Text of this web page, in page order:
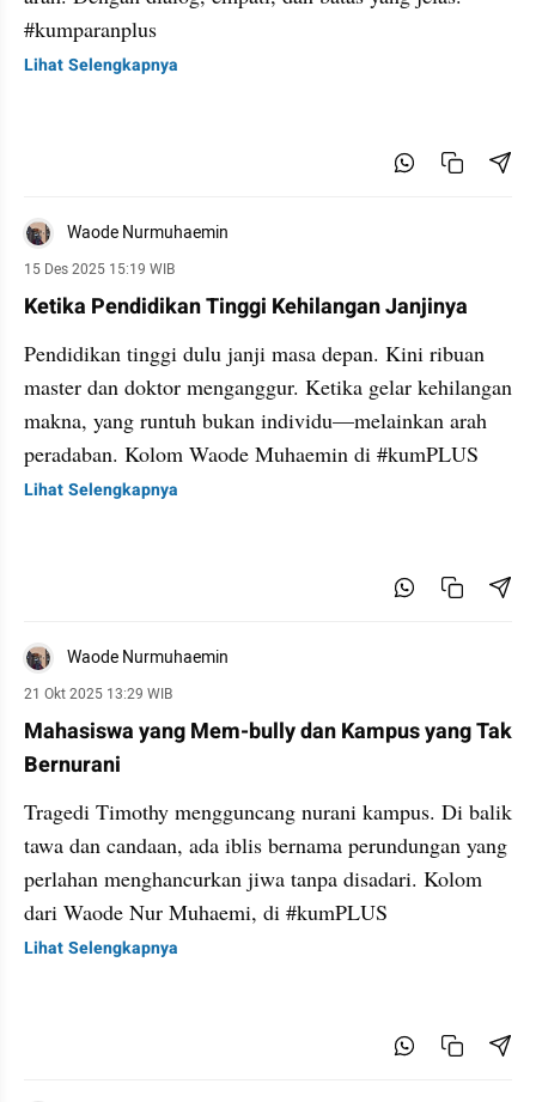
#kumparanplus
Lihat Selengkapnya
Waode Nurmuhaemin
15 Des 2025 15:19 WIB
Ketika Pendidikan Tinggi Kehilangan Janjinya
Pendidikan tinggi dulu janji masa depan. Kini ribuan
master dan doktor menganggur. Ketika gelar kehilangan
makna, yang runtuh bukan individu—melainkan arah
peradaban. Kolom Waode Muhaemin di #kumPLUS
Lihat Selengkapnya
Waode Nurmuhaemin
21 Okt 2025 13:29 WIB
Mahasiswa yang Mem-bully dan Kampus yang Tak
Bernurani
Tragedi Timothy mengguncang nurani kampus. Di balik
tawa dan candaan, ada iblis bernama perundungan yang
perlahan menghancurkan jiwa tanpa disadari. Kolom
dari Waode Nur Muhaemi, di #kumPLUS
Lihat Selengkapnya